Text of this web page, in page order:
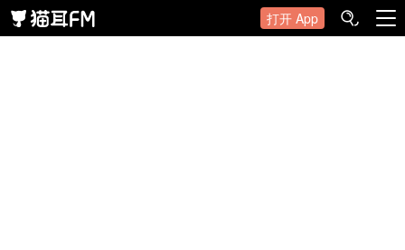
打开 App